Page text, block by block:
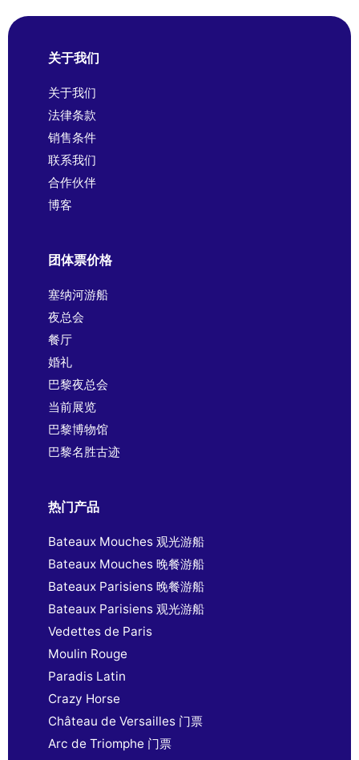
关于我们
关于我们
法律条款
销售条件
联系我们
合作伙伴
博客
团体票价格
塞纳河游船
夜总会
餐厅
婚礼
巴黎夜总会
当前展览
巴黎博物馆
巴黎名胜古迹
热门产品
Bateaux Mouches 观光游船
Bateaux Mouches 晚餐游船
Bateaux Parisiens 晚餐游船
Bateaux Parisiens 观光游船
Vedettes de Paris
Moulin Rouge
Paradis Latin
Crazy Horse
Château de Versailles 门票
Arc de Triomphe 门票